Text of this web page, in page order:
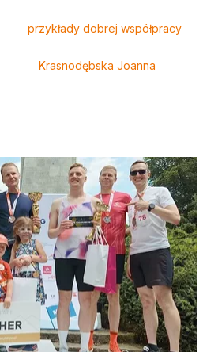
przykłady dobrej współpracy
Krasnodębska Joanna